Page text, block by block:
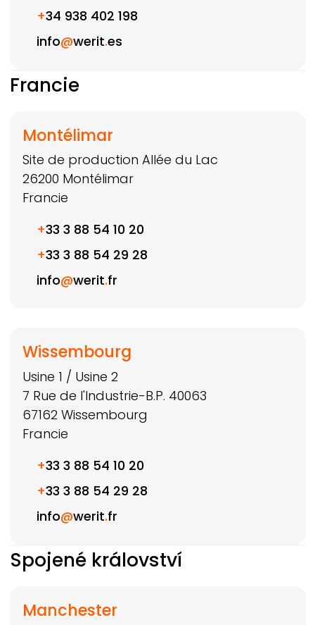
+34 938 402 198
info@werit.es
Francie
Montélimar
Site de production Allée du Lac
26200 Montélimar
Francie
+33 3 88 54 10 20
+33 3 88 54 29 28
info@werit.fr
Wissembourg
Usine 1 / Usine 2
7 Rue de l'Industrie-B.P. 40063
67162 Wissembourg
Francie
+33 3 88 54 10 20
+33 3 88 54 29 28
info@werit.fr
Spojené království
Manchester